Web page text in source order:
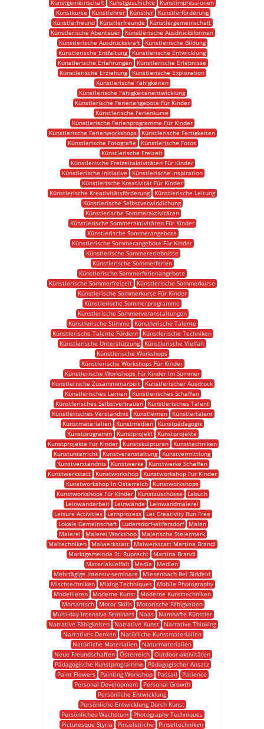
Kunstgemeinschaft Kunstgeschichte
Kunstimpressionen
Kunstkurse
Kunstlehrer Künstler
Künstlerförderung
Künstlerfreund
Künstlerfreunde
Künstlergemeinschaft
Künstlerische Abenteuer
Künstlerische Ausdrucksformen
Künstlerische Ausdruckskraft
Künstlerische Bildung
Künstlerische Entfaltung
Künstlerische Entwicklung
Künstlerische Erfahrungen
Künstlerische Erlebnisse
Künstlerische Erziehung
Künstlerische Exploration
Künstlerische Fähigkeiten
Künstlerische Fähigkeitenentwicklung
Künstlerische Ferienangebote Für Kinder
Künstlerische Ferienkurse
Künstlerische Ferienprogramme Für Kinder
Künstlerische Ferienworkshops
Künstlerische Fertigkeiten
Künstlerische Fotografie
Künstlerische Fotos
Künstlerische Freizeit
Künstlerische Freizeitaktivitäten Für Kinder
Künstlerische Initiative
Künstlerische Inspiration
Künstlerische Kreativität Für Kinder
Künstlerische Kreativitätsförderung
Künstlerische Leitung
Künstlerische Selbstverwirklichung
Künstlerische Sommeraktivitäten
Künstlerische Sommeraktivitäten Für Kinder
Künstlerische Sommerangebote
Künstlerische Sommerangebote Für Kinder
Künstlerische Sommererlebnisse
Künstlerische Sommerferien
Künstlerische Sommerferienangebote
Künstlerische Sommerfreizeit
Künstlerische Sommerkurse
Künstlerische Sommerkurse Für Kinder
Künstlerische Sommerprogramme
Künstlerische Sommerveranstaltungen
Künstlerische Stimme
Künstlerische Talente
Künstlerische Talente Fördern
Künstlerische Techniken
Künstlerische Unterstützung
Künstlerische Vielfalt
Künstlerische Workshops
Künstlerische Workshops Für Kinder
Künstlerische Workshops Für Kinder Im Sommer
Künstlerische Zusammenarbeit
Künstlerischer Ausdruck
Künstlerisches Lernen
Künstlerisches Schaffen
Künstlerisches Selbstvertrauen
Künstlerisches Talent
Künstlerisches Verständnis
Kunstlernen
Künstlertalent
Kunstmaterialien
Kunstmedien
Kunstpädagogik
Kunstprogramm
Kunstprojekt
Kunstprojekte
Kunstprojekte Für Kinder
Kunstskulpturen
Kunsttechniken
Kunstunterricht
Kunstveranstaltung
Kunstvermittlung
Kunstverständnis
Kunstwerke
Kunstwerke Schaffen
Kunstwerkstatt
Kunstworkshop
Kunstworkshop Für Kinder
Kunstworkshop In Österreich
Kunstworkshops
Kunstworkshops Für Kinder
Kunstzuschüsse
Labuch
Leinwandarbeit
Leinwände
Leinwandmalerei
Leisure Activities
Lernprozess
Let Creativity Run Free
Lokale Gemeinschaft
Ludersdorf-wilfersdorf
Malen
Malerei
Malerei Workshop
Malerische Steiermark
Maltechniken
Malwerkstatt
Malwerkstatt Martina Brandl
Marktgemeinde St. Ruprecht
Martina Brandl
Materialvielfalt
Media
Medien
Mehrtägige Intensiv-seminare
Miesenbach Bei Birkfeld
Mischtechniken
Mixing Techniques
Mobile Photography
Modellieren
Moderne Kunst
Moderne Kunsttechniken
Mortantsch
Motor Skills
Motorische Fähigkeiten
Multi-day Intensive Seminars
Naas
Namhafte Künstler
Narrative Fähigkeiten
Narrative Kunst
Narrative Thinking
Narratives Denken
Natürliche Kunstmaterialien
Natürliche Materialien
Naturmaterialien
Neue Freundschaften
Österreich
Outdoor-aktivitäten
Pädagogische Kunstprogramme
Pädagogischer Ansatz
Paint Flowers
Painting Workshop Passail
Patience
Personal Development
Personal Growth
Persönliche Entwicklung
Persönliche Entwicklung Durch Kunst
Persönliches Wachstum
Photography Techniques
Picturesque Styria
Pinselstriche
Pinseltechniken